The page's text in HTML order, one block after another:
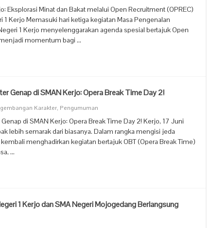
Eksplorasi Minat dan Bakat melalui Open Recruitment (OPREC)
1 Kerjo Memasuki hari ketiga kegiatan Masa Pengenalan
1 Kerjo menyelenggarakan agenda spesial bertajuk Open
momentum bagi …
Genap di SMAN Kerjo: Opera Break Time Day 2!
Karakter, Pengumuman
di SMAN Kerjo: Opera Break Time Day 2! Kerjo, 17 Juni
lebih semarak dari biasanya. Dalam rangka mengisi jeda
menghadirkan kegiatan bertajuk OBT (Opera Break Time)
…
1 Kerjo dan SMA Negeri Mojogedang Berlangsung